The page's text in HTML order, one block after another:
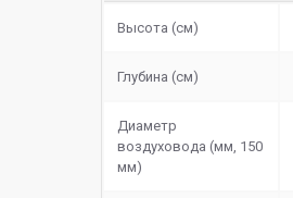
Высота (см)
Глубина (см)
Диаметр
воздуховода (мм, 150
мм)